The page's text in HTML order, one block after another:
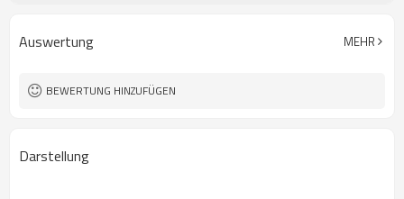
Auswertung MEHR
BEWERTUNG HINZUFÜGEN
Darstellung